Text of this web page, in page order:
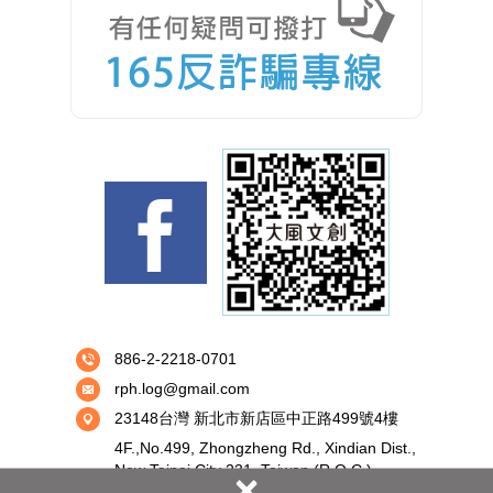
886-2-2218-0701
rph.log@gmail.com
23148台灣 新北市新店區中正路499號4樓
4F.,No.499, Zhongzheng Rd., Xindian Dist.,
New Taipai City 231, Taiwan (R.O.C.)